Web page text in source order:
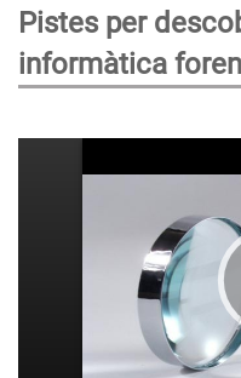
Pistes per
informàtica